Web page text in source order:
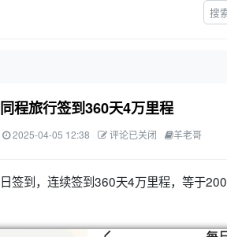
同程旅行签到360天4万里程
2025-04-05 12:38 评论已关闭 羊老哥
日签到，连续签到360天4万里程，等于